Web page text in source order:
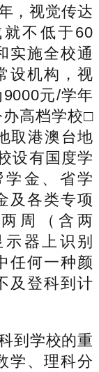
，视觉传达
不低于60
实施全校通
设机构，视
元/学年
办高档学校□
取港澳台地
设有国度学
金、省学
及各类专项
周（含两
器上识别
任何一种颜
及登科到计
到学校的重
学、理科分